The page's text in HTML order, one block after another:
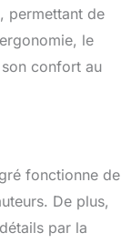
permettant de
le
confort au
fonctionne de
De plus,
par la